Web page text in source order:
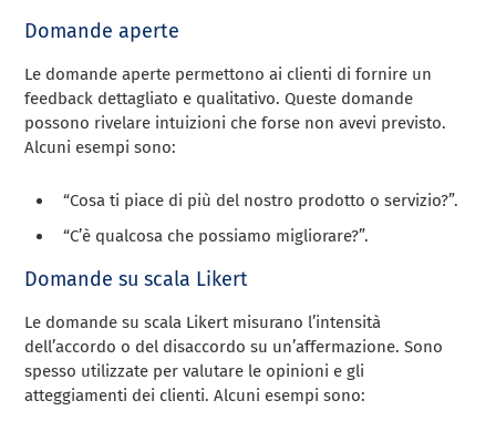
Domande aperte
Le domande aperte permettono ai clienti di fornire un
feedback dettagliato e qualitativo. Queste domande
possono rivelare intuizioni che forse non avevi previsto.
Alcuni esempi sono:
“Cosa ti piace di più del nostro prodotto o servizio?”.
“C’è qualcosa che possiamo migliorare?”.
Domande su scala Likert
Le domande su scala Likert misurano l’intensità
dell’accordo o del disaccordo su un’affermazione. Sono
spesso utilizzate per valutare le opinioni e gli
atteggiamenti dei clienti. Alcuni esempi sono: